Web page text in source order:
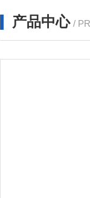
产品中心 /